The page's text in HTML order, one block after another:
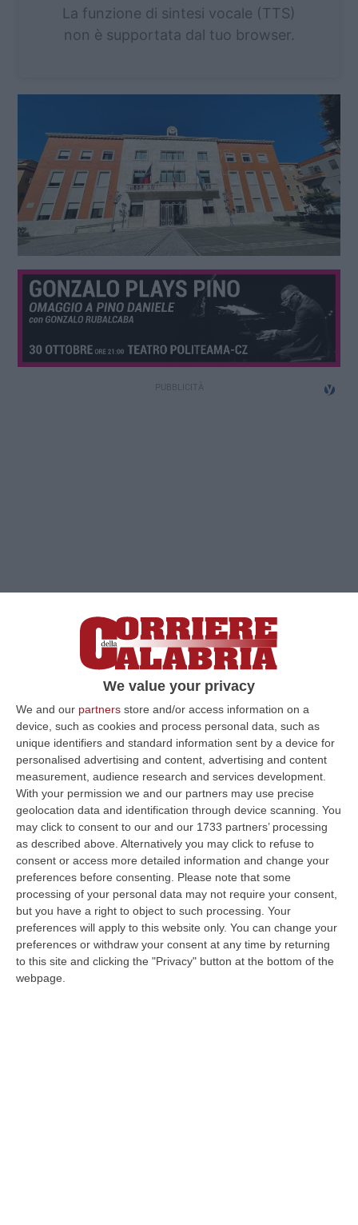
We value your privacy
We and our partners store and/or access information on a
device, such as cookies and process personal data, such as
unique identifiers and standard information sent by a device for
personalised advertising and content, advertising and content
measurement, audience research and services development.
With your permission we and our partners may use precise
geolocation data and identification through device scanning. You
may click to consent to our and our 1733 partners’ processing
as described above. Alternatively you may click to refuse to
consent or access more detailed information and change your
preferences before consenting.
Please note that some
processing of your personal data may not require your consent,
but you have a right to object to such processing. Your
preferences will apply to this website only. You can change your
preferences or withdraw your consent at any time by returning
to this site and clicking the "Privacy" button at the bottom of the
webpage.
La funzione di sintesi vocale (TTS)
non è supportata dal tuo browser.
Clicca e segui “Corriere della Calabria” su Google News
CROTONEIl prossimo 6 maggio davanti al
giudice distrettuale dell’udienza preliminare
di Catanzaro Sara Merlini, il Comune di
Crotone si costituirà parte civile nel processo
scaturito dall’operazione “Glicine Acheronte
scattata nel giugno dello scorso anno a
conclusione di una indagine della Dda. Che
avrebbe portato alla luce un comitato politico
affaristico, legato in alcuni casi alle cosche di